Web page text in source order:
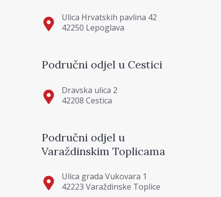
Ulica Hrvatskih pavlina 42
42250 Lepoglava
Područni odjel u Cestici
Dravska ulica 2
42208 Cestica
Područni odjel u
Varaždinskim Toplicama
Ulica grada Vukovara 1
42223 Varaždinske Toplice